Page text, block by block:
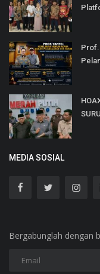
Prof.
MEDIA SOSIAL
Bergabunglah dengan